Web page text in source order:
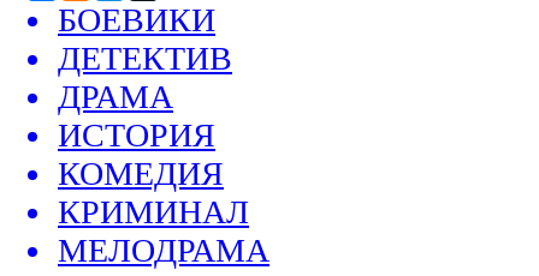
БОЕВИКИ
ДЕТЕКТИВ
ДРАМА
ИСТОРИЯ
КОМЕДИЯ
КРИМИНАЛ
МЕЛОДРАМА